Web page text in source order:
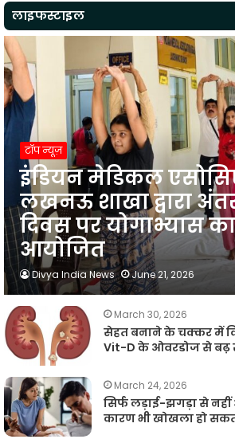
लाइफस्टाइल
टॉप न्यूज़
इंडियन मेडिकल
लखनऊ शाखा द्वारा
दिवस पर योगाभ्यास
आयोजित
Divya India News June 21, 2026
March 30, 2026
सेहत बनाने के चक्कर में
Vit-D के ओवरडोज से बढ़
March 24, 2026
सिर्फ लड़ाई-झगड़ा से
कारण भी खोखला हो